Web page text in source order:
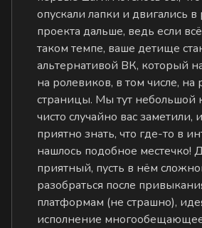
опускали лапки и двигались в
проекта дальше, ведь если
таком темпе, ваше детище
альтернативой ВК, который
на ролевиков, в том числе, на
страницы. Мы тут небольшой
чисто случайно вас заметили,
приятно знать, что где-то в
нашлось подобное местечко!
приятный, пусть в нём
разобраться после
платформам (не страшно),
исполнение